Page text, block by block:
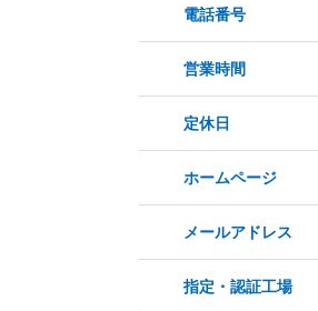
電話番号
営業時間
定休日
ホームページ
メールアドレス
指定・認証工場